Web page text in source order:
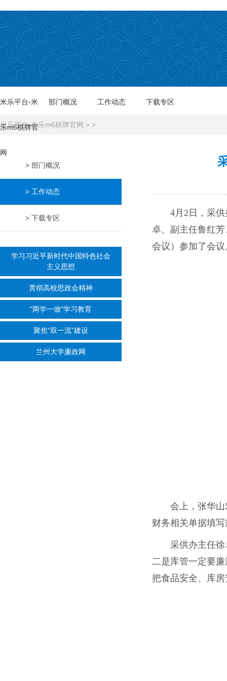
米乐平台-米
乐m6棋牌官
网
部门概况 工作动态 下载专区
米乐平台-米乐m6棋牌官网 > >
> 部门概况
> 工作动态
> 下载专区
学习习近平新时代中国特色社会
主义思想
贯彻高校思政会精神
"两学一做"学习教育
聚焦“双一流”建设
兰州大学廉政网
4月 2 日， 采供
卓、副主任鲁红
会议）参加了会议
会上，张华
财务相关单据填
采供办主任徐
二是库管一定要
把食品安全、库